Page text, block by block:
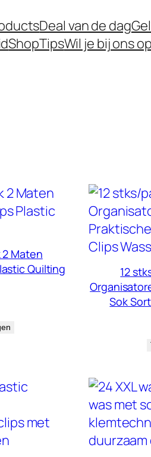
Deal van de dag
ShopTipsWil je bij ons
2 Maten
Quilting
12
Sok